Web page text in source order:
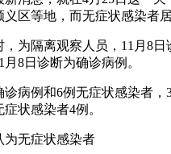
区等地，而无症状感染者
为隔离观察人员，11月8
8日诊断为确诊病例。
诊病例和6例无症状感染者
状感染者4例。
为无症状感染者